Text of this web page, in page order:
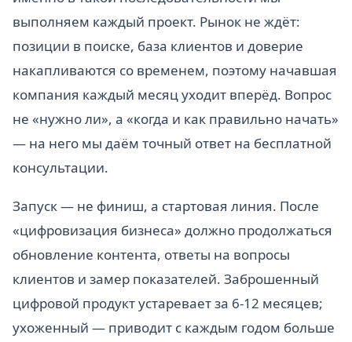
выполняем каждый проект. Рынок не ждёт:
позиции в поиске, база клиентов и доверие
накапливаются со временем, поэтому начавшая
компания каждый месяц уходит вперёд. Вопрос
не «нужно ли», а «когда и как правильно начать»
— на него мы даём точный ответ на бесплатной
консультации.
Запуск — не финиш, а стартовая линия. После
«цифровизация бизнеса» должно продолжаться
обновление контента, ответы на вопросы
клиентов и замер показателей. Заброшенный
цифровой продукт устаревает за 6-12 месяцев;
ухоженный — приводит с каждым годом больше